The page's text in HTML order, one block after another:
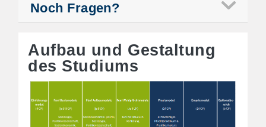
Noch Fragen?
Aufbau und Gestaltung
des Studiums